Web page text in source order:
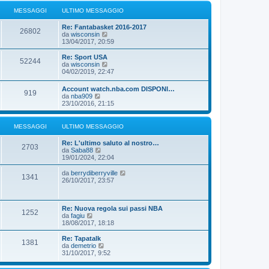
g
g
i
o
s
s
a
g
g
i
o
u
i
o
m
s
a
g
i
o
MESSAGGI ULTIMO MESSAGGIO
26802
Re: Fantabasket 2016-2017
da wisconsin
e
d
l
i
m
m
e
s
s
a
g
i
o
13/04/2017, 20:59
52244
Re: Sport USA
da wisconsin
e
u
l
t
i
o
m
e
s
a
g
g
04/02/2019, 22:47
919
Account watch.nba.com DISPONI…
da nba909
e
d
i
u
o
m
e
s
g
g
o
23/10/2016, 21:15
MESSAGGI ULTIMO MESSAGGIO
2703
Re: L'ultimo saluto al nostro…
da Saba88
e
d
i
u
i
m
o
m
e
s
a
g
g
19/01/2024, 22:04
1341 da berrydiberryville
u
l
m
s
26/10/2017, 23:57
1252
Re: Nuova regola sui passi NBA
da fagiu
e
d
i
u
l
t
i
18/08/2017, 18:18
1381
Re: Tapatalk
da demetrio
e
i
31/10/2017, 9:52